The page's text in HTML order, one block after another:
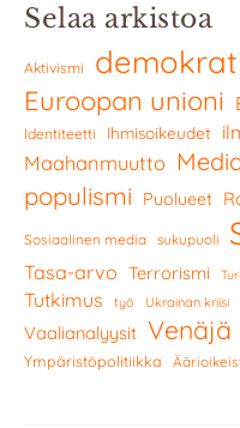
Selaa arkistoa
Aktivismi
Euroopan unioni
Identiteetti Ihmisoikeudet
Maahanmuutto
populismi Puolueet
Sosiaalinen media sukupuoli
Tasa-arvo Terrorismi
Tutkimus työ Ukrainan kriisi
Vaalianalyysit Venäjä
Ympäristöpolitiikka